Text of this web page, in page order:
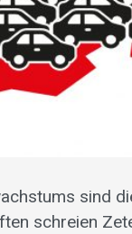
sind
schreien